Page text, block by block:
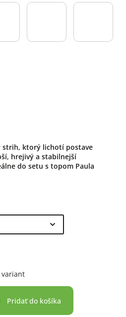
strih, ktorý lichotí postave
hrejivý a stabilnejší
do setu s topom Paula
variant
Pridať do košíka